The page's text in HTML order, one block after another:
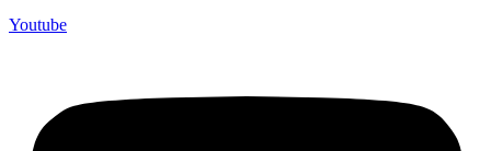
Youtube